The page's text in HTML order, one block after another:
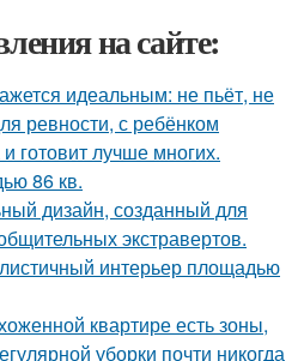
на сайте:
идеальным: не пьёт, не
ревности, с ребёнком
готовит лучше многих.
86 кв.
дизайн, созданный для
экстравертов.
интерьер площадью
квартире есть зоны,
уборки почти никогда